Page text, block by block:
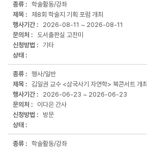
사
공
지
전
체
목
록:
번
호,
종
류,
제
목,
행
사
학술활동/강좌
제8회 학술지 기획 포럼 개최
2026-08-11 ~ 2026-08-11
도서출판실 고찬미
기타
행사/일반
김일권 교수 <삼국사기 자연학> 북콘서트 개최
2026-06-23 ~ 2026-06-23
이다은 간사
방문
학술활동/강좌